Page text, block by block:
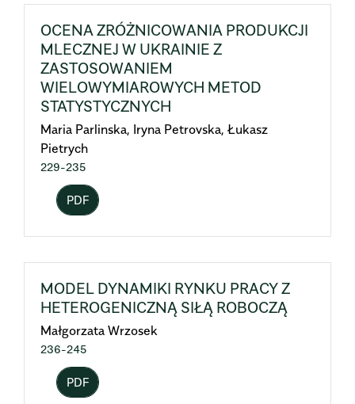
OCENA ZRÓŻNICOWANIA PRODUKCJI
MLECZNEJ W UKRAINIE Z
ZASTOSOWANIEM
WIELOWYMIAROWYCH METOD
STATYSTYCZNYCH
Maria Parlinska, Iryna Petrovska, Łukasz
Pietrych
229-235
PDF
MODEL DYNAMIKI RYNKU PRACY Z
HETEROGENICZNĄ SIŁĄ ROBOCZĄ
Małgorzata Wrzosek
236-245
PDF